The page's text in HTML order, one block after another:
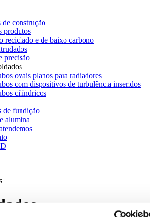
de construção
produtos
reciclado e de baixo carbono
precisão
ovais planos para radiadores
com dispositivos de turbulência inseridos
cilíndricos
de fundição
alumina